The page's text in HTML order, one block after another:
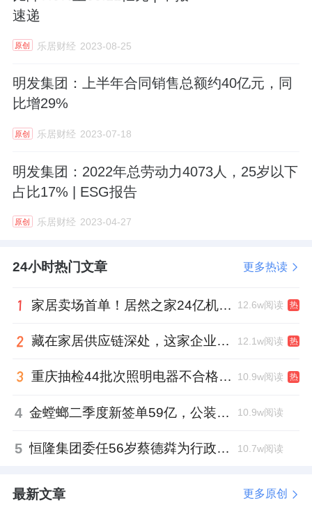
速递
原创 乐居财经 2023-08-25
明发集团：上半年合同销售总额约40亿元，同
比增29%
原创 乐居财经 2023-07-18
明发集团：2022年总劳动力4073人，25岁以下
占比17% | ESG报告
原创 乐居财经 2023-04-27
24小时热门文章 更多热读
家居卖场首单！居然之家24亿机构间REITs获深交所无异议函 12.6w阅读 热
藏在家居供应链深处，这家企业正在悄悄转型 12.1w阅读 热
重庆抽检44批次照明电器不合格，木林森全资子公司被点名 10.9w阅读 热
4 金螳螂二季度新签单59亿，公装业务贡献逾八成 10.9w阅读
5 恒隆集团委任56岁蔡德粦为行政总裁、年薪2052万港元，曾任星巴克中国CEO 10.7w阅读
最新文章 更多原创